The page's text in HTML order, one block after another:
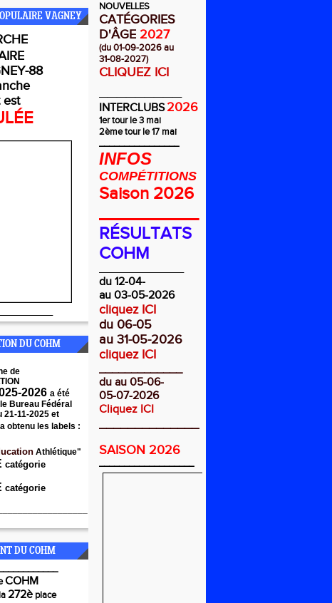
VAGNEY
88
est
DU COHM
de
2026 a été
Bureau Fédéral
21-11-2025 et
a obtenu les labels :
Athlétique"
catégorie
catégorie
DU COHM
COHM
272è place
NOUVELLES
CATÉGORIES
D'ÂGE 2027
(du 01-09-2026 au
31-08-2027)
CLIQUEZ ICI
INTERCLUBS 2026
1er tour le 3 mai
2ème tour le 17 mai
________________
INFOS
COMPÉTITIONS
Saison 2026
__________
RÉSULTATS
COHM
du 12-04-
au 03-05-2026
cliquez ICI
du 06-05
au 31-05-2026
cliquez ICI
_____________
du au 05-06-
05-07-2026
Cliquez ICI
SAISON 2026
___________________